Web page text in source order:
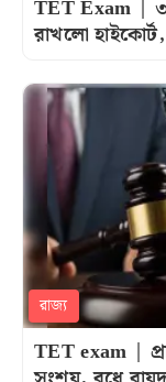
TET Exam |
রাখলো হাইকোর্ট,
রাজ্য
TET exam |